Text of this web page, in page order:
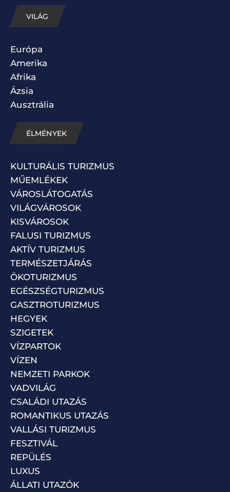
VILÁG
Európa
Amerika
Afrika
Ázsia
Ausztrália
ÉLMÉNYEK
KULTURÁLIS TURIZMUS
MŰEMLÉKEK
VÁROSLÁTOGATÁS
VILÁGVÁROSOK
KISVÁROSOK
FALUSI TURIZMUS
AKTÍV TURIZMUS
TERMÉSZETJÁRÁS
ÖKOTURIZMUS
EGÉSZSÉGTURIZMUS
GASZTROTURIZMUS
HEGYEK
SZIGETEK
VÍZPARTOK
VÍZEN
NEMZETI PARKOK
VADVILÁG
CSALÁDI UTAZÁS
ROMANTIKUS UTAZÁS
VALLÁSI TURIZMUS
FESZTIVÁL
REPÜLÉS
LUXUS
ÁLLATI UTAZÓK